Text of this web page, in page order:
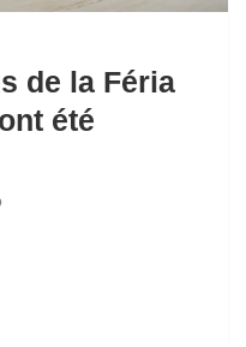
de la Féria
été